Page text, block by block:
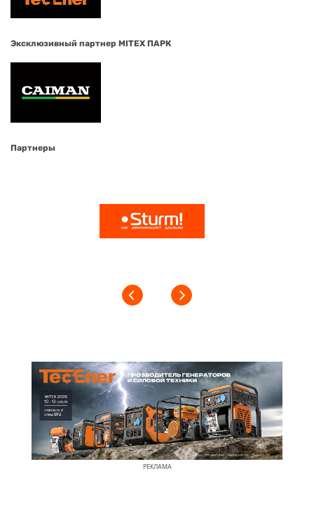
Эксклюзивный партнер MITEX ПАРК
Партнеры
РЕКЛАМА